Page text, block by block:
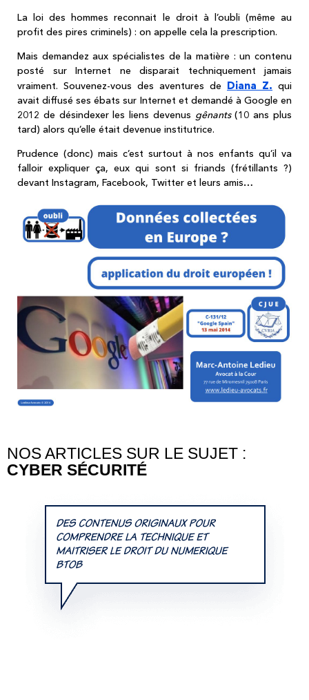
La loi des hommes reconnait le droit à l’oubli (même au
profit des pires criminels) : on appelle cela la prescription.
Mais demandez aux spécialistes de la matière : un contenu
posté sur Internet ne disparait techniquement jamais
vraiment. Souvenez-vous des aventures de Diana Z. qui
avait diffusé ses ébats sur Internet et demandé à Google en
2012 de désindexer les liens devenus gênants(10 ans plus
tard) alors qu’elle était devenue institutrice.
Prudence (donc) mais c’est surtout à nos enfants qu’il va
falloir expliquer ça, eux qui sont si friands (frétillants ?)
devant Instagram, Facebook, Twitter et leurs amis…
NOS ARTICLES SUR LE SUJET :
CYBER SÉCURITÉ